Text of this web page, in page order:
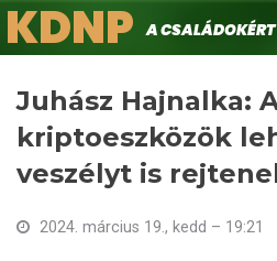
Ugrás
a
Keresés
KDNPA családokért.
Juhász Hajnalka:
kriptoeszközök
veszélyt is
2024. március 19., kedd – 19:21